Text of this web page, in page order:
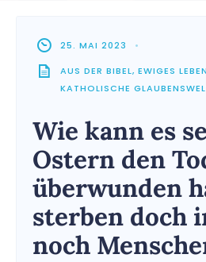
25. MAI 2023
•
AUS DER BIBEL, EWIGES LEBEN
KATHOLISCHE
Wie kann es
Ostern den
überwunden
sterben doch
noch